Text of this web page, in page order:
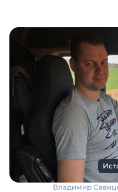
Владимир